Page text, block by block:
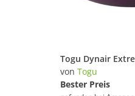
von Togu
Bester Preis